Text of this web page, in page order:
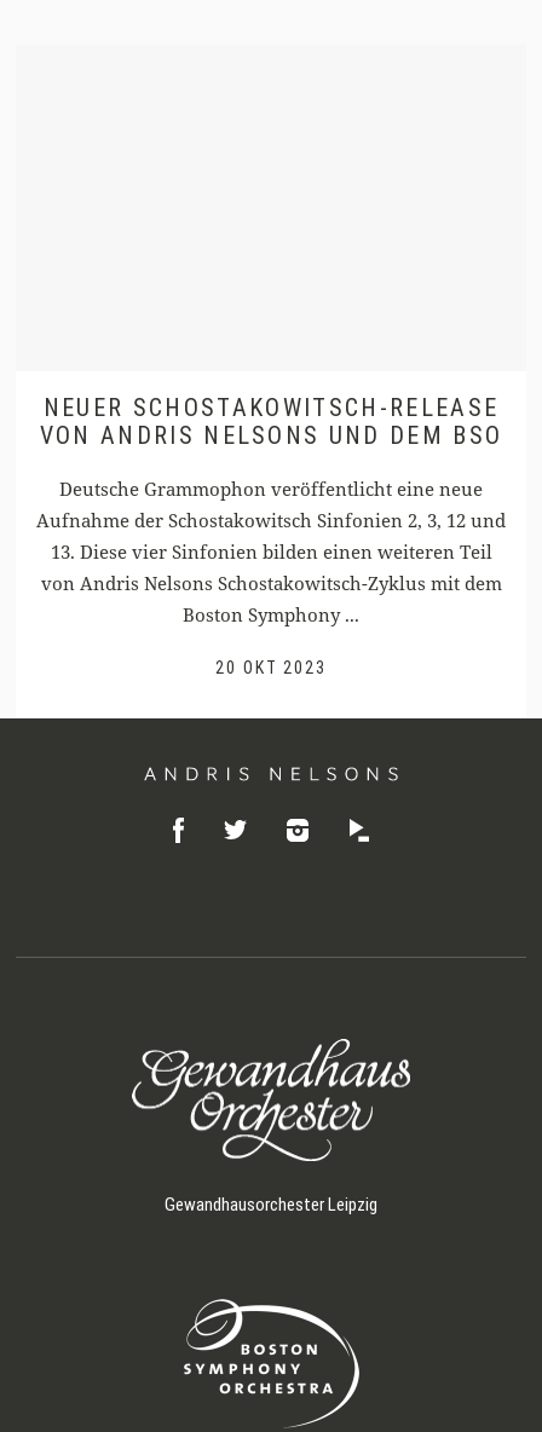
NEUER SCHOSTAKOWITSCH-RELEASE
VON ANDRIS NELSONS UND DEM BSO
Deutsche Grammophon veröffentlicht eine neue
Aufnahme der Schostakowitsch Sinfonien 2, 3, 12 und
13. Diese vier Sinfonien bilden einen weiteren Teil
von Andris Nelsons Schostakowitsch-Zyklus mit dem
Boston Symphony ...
20 OKT 2023
Like
Follow
Follow
Listen
Gewandhausorchester Leipzig